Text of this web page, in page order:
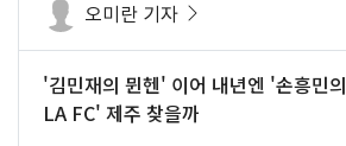
오미란 기자
'김민재의 뮌헨' 이어 내년엔 '손흥민의
LA FC' 제주 찾을까